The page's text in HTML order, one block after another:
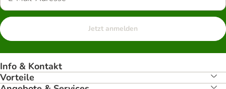
Jetzt anmelden
Info & Kontakt
Vorteile